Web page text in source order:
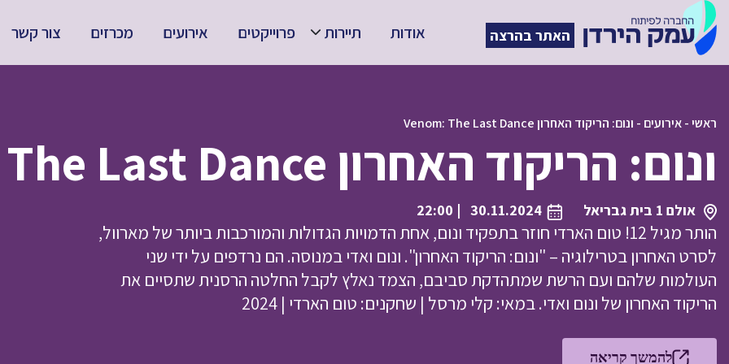
האתר בהרצה אודות תיירות פרוייקטים אירועים מכרזים צור קשר
ראשי-אירועים - ונום: הריקוד האחרון Venom: The Last Dance
ונום: הריקוד האחרון Venom: The Last Dance
אולם 1 בית גבריאל 30.11.2024
| 22:00
הותר מגיל 12! טום הארדי חוזר בתפקיד ונום, אחת הדמויות הגדולות והמורכבות ביותר של מארוול,
לסרט האחרון בטרילוגיה – "ונום: הריקוד האחרון". ונום ואדי במנוסה. הם נרדפים על ידי שני
העולמות שלהם ועם הרשת שמתהדקת סביבם, הצמד נאלץ לקבל החלטה הרסנית שתסיים את
הריקוד האחרון של ונום ואדי. במאי: קלי מרסל | שחקנים: טום הארדי | 2024
להמשך קריאה